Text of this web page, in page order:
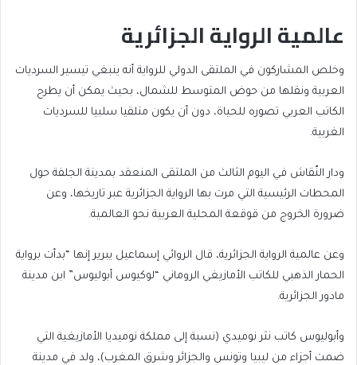
عالمية الرواية الجزائرية
وخلص المشاركون في الملتقى الدولي للرواية أنه ينبغي تيسير السرديات
العربية ونقلها من حوض المتوسط للشمال، بحيث يمكن أن يطرح
الكاتب العربي تصوره للحياة، دون أن يكون متلقيا سلبيا للسرديات
الغربية.
ودار النّقاش في اليوم الثالث من الملتقى المنعقد بمدينة الجلفة حول
المحطات الرئيسية التي مرت بها الرواية الجزائرية عبر تاريخها، وعن
ضرورة الخروج من قوقعة المحلية العربية نحو العالمية.
وعن عالمية الرواية الجزائرية، قال الروائي إسماعيل يبرير إنها “بدأت برواية
الحمار الذهبي للكاتب الأمازيغي الروماني “لوكيوس أبوليوس” ابن مدينة
مادور الجزائرية.
وأبوليوس كاتب نثر نوميدي (نسبة إلى مملكة نوميديا الأمازيغية التي
ضمت أجزاء من ليبيا وتونس والجزائر وشرق المغرب)، ولد في مدينة